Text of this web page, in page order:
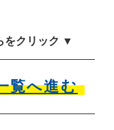
をクリック ▼
覧へ進む